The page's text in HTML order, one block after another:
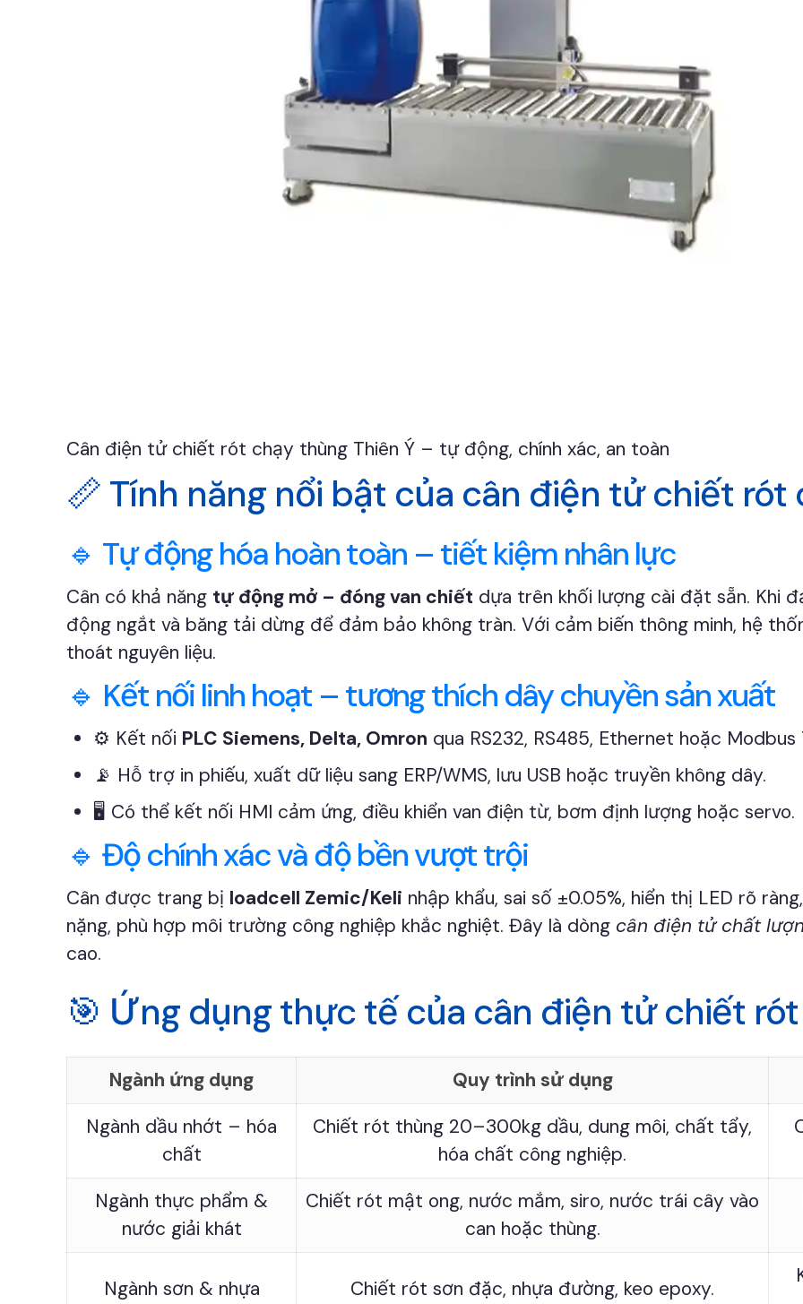
Cân điện tử chiết rót chạy thùng Thiên Ý – tự động, chính xác, an toàn
📏 Tính năng nổi bật của cân điện tử chiết rót
🔹 Tự động hóa hoàn toàn – tiết kiệm nhân lực
Cân có khả năng tự động mở – đóng van chiết dựa trên khối lượng cài đặt sẵn. Khi
động ngắt và băng tải dừng để đảm bảo không tràn. Với cảm biến thông minh, hệ
thoát nguyên liệu.
🔹 Kết nối linh hoạt – tương thích dây chuyền sản xuất
⚙️ Kết nối PLC Siemens, Delta, Omron qua RS232, RS485, Ethernet hoặc Modbus
📡 Hỗ trợ in phiếu, xuất dữ liệu sang ERP/WMS, lưu USB hoặc truyền không dây.
🖥️ Có thể kết nối HMI cảm ứng, điều khiển van điện từ, bơm định lượng hoặc servo.
🔹 Độ chính xác và độ bền vượt trội
Cân được trang bị loadcell Zemic/Keli nhập khẩu, sai số ±0.05%, hiển thị LED rõ
nặng, phù hợp môi trường công nghiệp khắc nghiệt. Đây là dòng cân điện tử chất
cao.
🎯 Ứng dụng thực tế của cân điện tử chiết
Ngành ứng dụng Quy trình sử dụng
Ngành dầu nhớt – hóa
chất
Chiết rót thùng 20–300kg dầu, dung môi, chất tẩy,
hóa chất công nghiệp.
Ngành thực phẩm &
nước giải khát
Chiết rót mật ong, nước mắm, siro, nước trái cây vào
can hoặc thùng.
Ngành sơn & nhựa Chiết rót sơn đặc, nhựa đường, keo epoxy.